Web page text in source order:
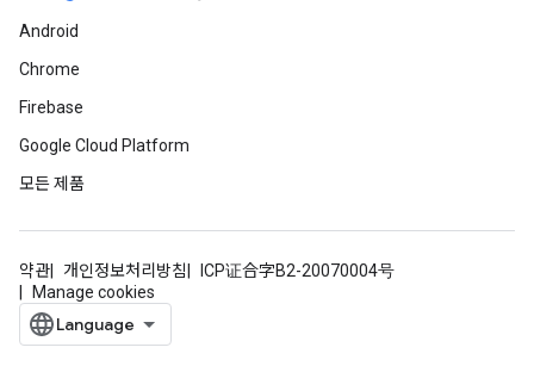
Android
Chrome
Firebase
Google Cloud Platform
모든 제품
약관 개인정보처리방침
ICP证合字B2-20070004号
Manage cookies